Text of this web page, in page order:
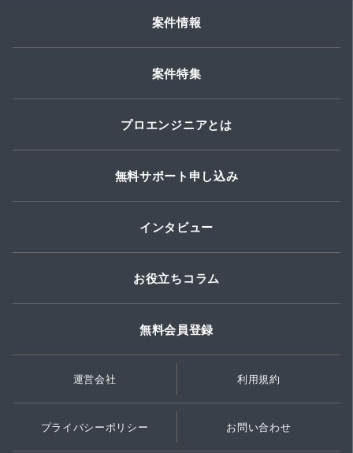
案件情報
案件特集
プロエンジニアとは
無料サポート申し込み
インタビュー
お役立ちコラム
無料会員登録
運営会社 利用規約
プライバシーポリシー お問い合わせ